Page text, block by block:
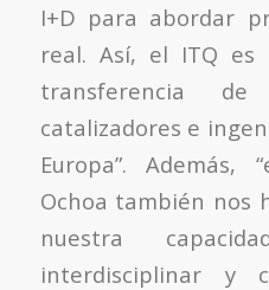
I+D para abordar
real. Así, el ITQ
transferencia
catalizadores e
Europa”. Además,
Ochoa también nos
nuestra
interdisciplinar y